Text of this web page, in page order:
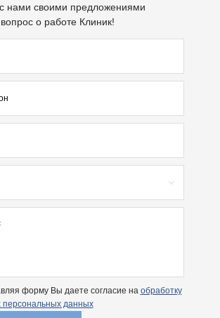
нами своими предложениями
о работе Клиник!
форму Вы даете согласие на обработку
персональных данных